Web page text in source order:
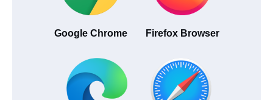
Google Chrome Firefox Browser